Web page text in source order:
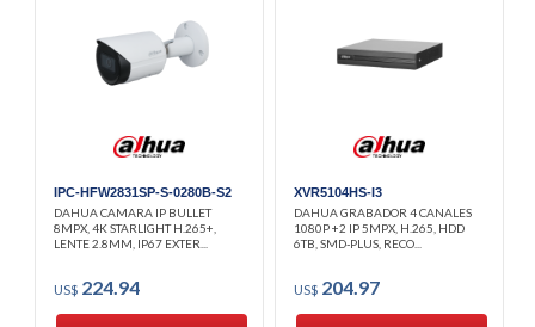
IPC-HFW2831SP-S-0280B-S2
DAHUA CAMARA IP BULLET
8MPX, 4K STARLIGHT H.265+,
LENTE 2.8MM, IP67 EXTER...
US$ 224.94
XVR5104HS-I3
DAHUA GRABADOR 4 CANALES
1080P +2 IP 5MPX, H.265, HDD
6TB, SMD-PLUS, RECO...
US$204.97